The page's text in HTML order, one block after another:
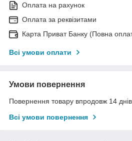
Оплата на рахунок
Оплата за реквізитами
Карта Приват Банку (Повна
Всі умови оплати
Умови повернення
Повернення товару впродовж 14
Всі умови повернення